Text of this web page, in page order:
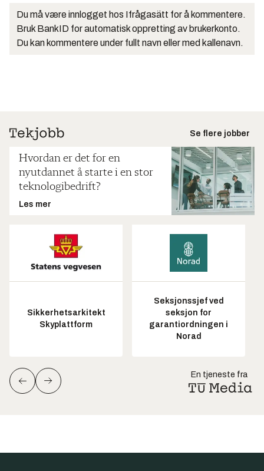
Du må være innlogget hos Ifrågasätt for å kommentere.
Bruk BankID for automatisk oppretting av brukerkonto.
Du kan kommentere under fullt navn eller med kallenavn.
Se flere jobber
Hvordan er det for en
nyutdannet å starte i en stor
teknologibedrift?
Les mer
Sikkerhetsarkitekt
Skyplattform
Seksjonssjef ved
seksjon for
garantiordningen i
Norad
En tjeneste fra